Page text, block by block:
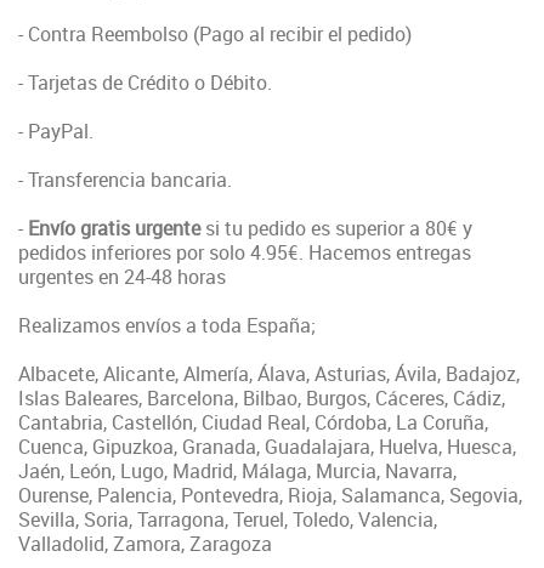
- Contra Reembolso (Pago al recibir el pedido)
- Tarjetas de Crédito o Débito.
- PayPal.
- Transferencia bancaria.
- Envío gratis urgentesi tu pedido es superior a 80€ y
pedidos inferiores por solo 4.95€. Hacemos entregas
urgentes en 24-48 horas
Realizamos envíos a toda España;
Albacete, Alicante, Almería, Álava, Asturias, Ávila, Badajoz,
Islas Baleares, Barcelona, Bilbao, Burgos, Cáceres, Cádiz,
Cantabria, Castellón, Ciudad Real, Córdoba, La Coruña,
Cuenca, Gipuzkoa, Granada, Guadalajara, Huelva, Huesca,
Jaén, León, Lugo, Madrid, Málaga, Murcia, Navarra,
Ourense, Palencia, Pontevedra, Rioja, Salamanca, Segovia,
Sevilla, Soria, Tarragona, Teruel, Toledo, Valencia,
Valladolid, Zamora, Zaragoza